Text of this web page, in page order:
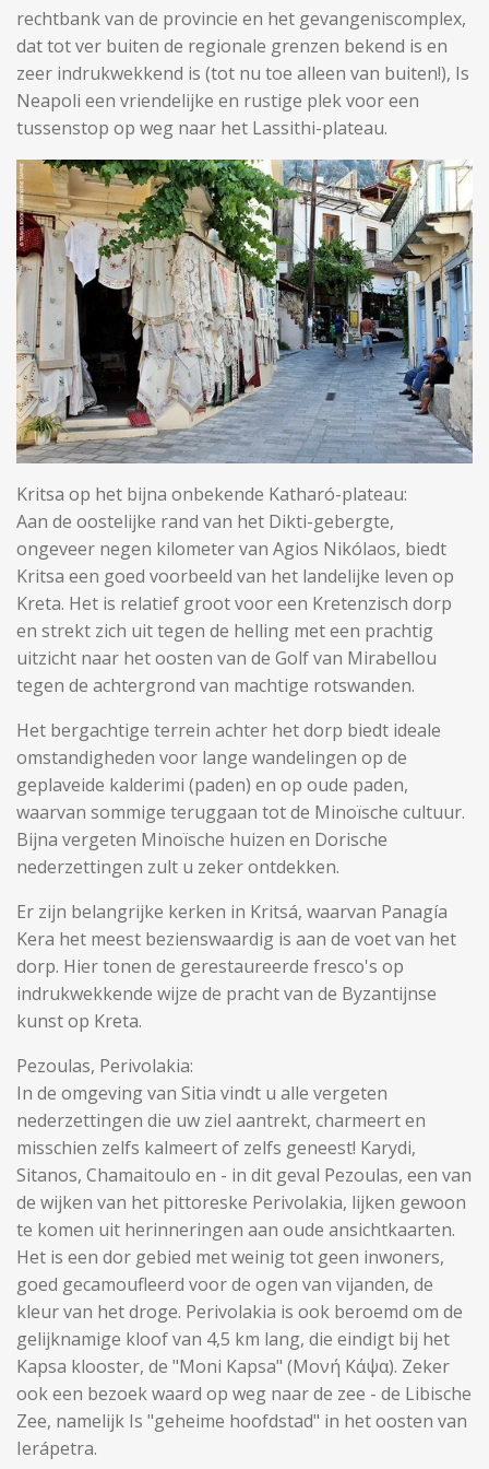
rechtbank van de provincie en het gevangeniscomplex,
dat tot ver buiten de regionale grenzen bekend is en
zeer indrukwekkend is (tot nu toe alleen van buiten!), Is
Neapoli een vriendelijke en rustige plek voor een
tussenstop op weg naar het Lassithi-plateau.
Kritsa op het bijna onbekende Katharó-plateau:
Aan de oostelijke rand van het Dikti-gebergte,
ongeveer negen kilometer van Agios Nikólaos, biedt
Kritsa een goed voorbeeld van het landelijke leven op
Kreta. Het is relatief groot voor een Kretenzisch dorp
en strekt zich uit tegen de helling met een prachtig
uitzicht naar het oosten van de Golf van Mirabellou
tegen de achtergrond van machtige rotswanden.
Het bergachtige terrein achter het dorp biedt ideale
omstandigheden voor lange wandelingen op de
geplaveide kalderimi (paden) en op oude paden,
waarvan sommige teruggaan tot de Minoïsche cultuur.
Bijna vergeten Minoïsche huizen en Dorische
nederzettingen zult u zeker ontdekken.
Er zijn belangrijke kerken in Kritsá, waarvan Panagía
Kera het meest bezienswaardig is aan de voet van het
dorp. Hier tonen de gerestaureerde fresco's op
indrukwekkende wijze de pracht van de Byzantijnse
kunst op Kreta.
Pezoulas, Perivolakia:
In de omgeving van Sitia vindt u alle vergeten
nederzettingen die uw ziel aantrekt, charmeert en
misschien zelfs kalmeert of zelfs geneest! Karydi,
Sitanos, Chamaitoulo en - in dit geval Pezoulas, een van
de wijken van het pittoreske Perivolakia, lijken gewoon
te komen uit herinneringen aan oude ansichtkaarten.
Het is een dor gebied met weinig tot geen inwoners,
goed gecamoufleerd voor de ogen van vijanden, de
kleur van het droge. Perivolakia is ook beroemd om de
gelijknamige kloof van 4,5 km lang, die eindigt bij het
Kapsa klooster, de "Moni Kapsa" (Μονή Κάψα). Zeker
ook een bezoek waard op weg naar de zee - de Libische
Zee, namelijk Is "geheime hoofdstad" in het oosten van
Ierápetra.